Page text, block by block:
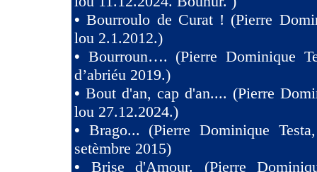
•Bourroulo de Curat ! (Pierre
lou 2.1.2012.)
• Bourroun…. (Pierre Dominique
d’abriéu 2019.)
• Bout d'an, cap d'an.... (Pierre
lou 27.12.2024.)
• Brago... (Pierre Dominique
setèmbre 2015)
• Brise d'Amour. (Pierre